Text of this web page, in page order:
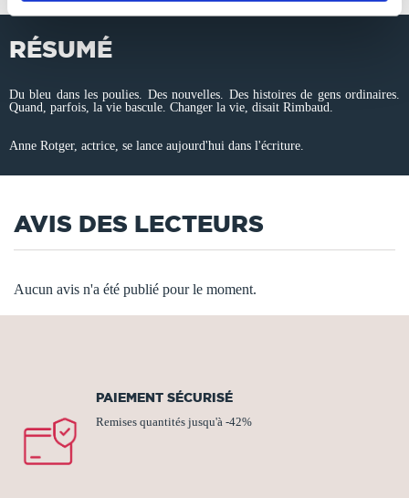
RÉSUMÉ
Du bleu dans les poulies. Des nouvelles. Des histoires de gens ordinaires.
Quand, parfois, la vie bascule. Changer la vie, disait Rimbaud.
Anne Rotger, actrice, se lance aujourd'hui dans l'écriture.
AVIS DES LECTEURS
Aucun avis n'a été publié pour le moment.
PAIEMENT SÉCURISÉ
Remises quantités jusqu'à -42%